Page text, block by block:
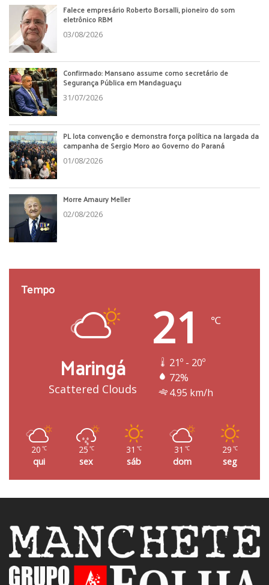
Falece empresário Roberto Borsalli, pioneiro do som
eletrônico RBM
03/08/2026
Confirmado: Mansano assume como secretário de
Segurança Pública em Mandaguaçu
31/07/2026
PL lota convenção e demonstra força política na largada da
campanha de Sergio Moro ao Governo do Paraná
01/08/2026
Morre Amaury Meller
02/08/2026
Tempo
Maringá
Scattered Clouds
21 ℃
21º - 20º
72%
4.95 km/h
20 ℃
qui
25 ℃
sex
31 ℃
sáb
31 ℃
dom
29 ℃
seg